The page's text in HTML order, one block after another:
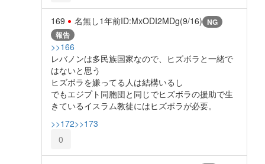
169 名無し1年前ID:MxODI2MDg(9/16) NG
報告
>>166
レバノンは多民族国家なので、ヒズボラと一緒で
はないと思う
ヒズボラを嫌ってる人は結構いるし
でもエジプト同胞団と同じでヒズボラの援助で生
きているイスラム教徒にはヒズボラが必要。
>>172>>173
0